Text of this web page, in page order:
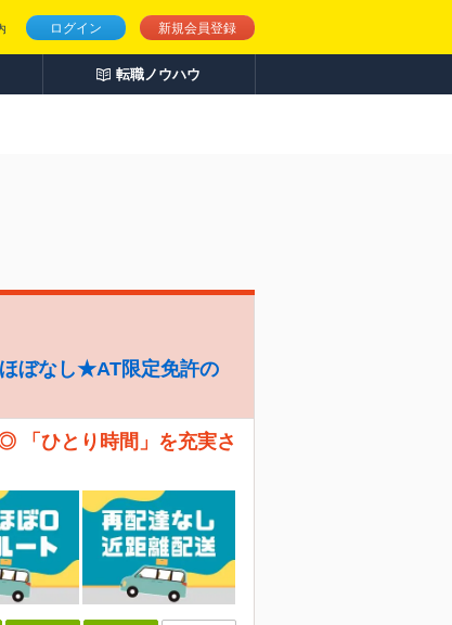
ログイン 新規会員登録
転職ノウハウ
ぼなし★AT限定免許の
「ひとり時間」を充実さ